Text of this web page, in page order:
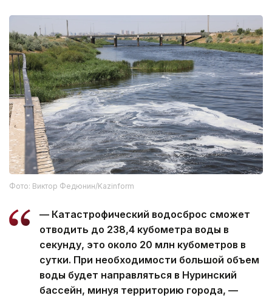
Фото: Виктор Федюнин/Kazinform
— Катастрофический водосброс сможет
отводить до 238,4 кубометра воды в
секунду, это около 20 млн кубометров в
сутки. При необходимости большой объем
воды будет направляться в Нуринский
бассейн, минуя территорию города, —